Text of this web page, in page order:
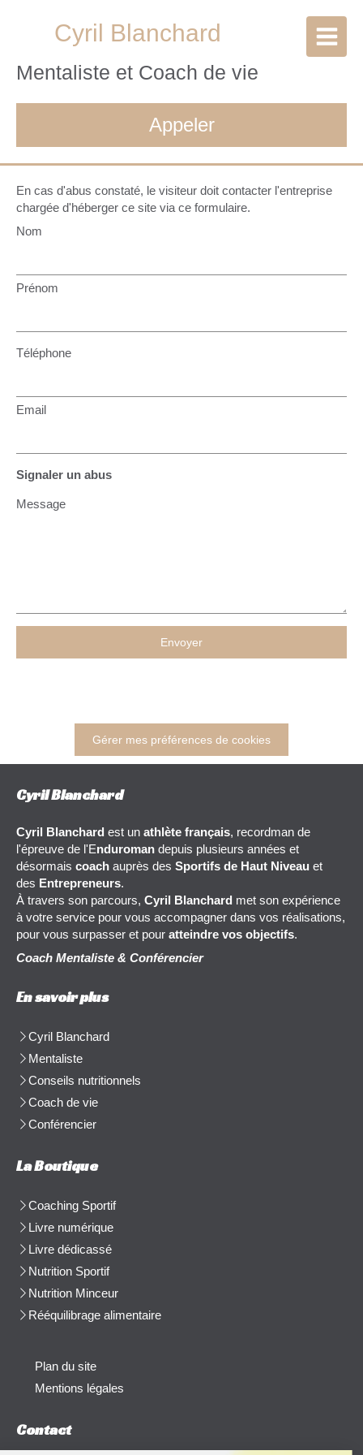
Cyril Blanchard
Mentaliste et Coach de vie
Appeler
En cas d'abus constaté, le visiteur doit contacter l'entreprise
chargée d'héberger ce site via ce formulaire.
Nom
Prénom
Téléphone
Email
Signaler un abus
Message
Envoyer
Gérer mes préférences de cookies
Cyril Blanchard
Cyril Blanchard est un athlète français, recordman de
l'épreuve de l'Enduroman depuis plusieurs années et
désormais coach auprès des Sportifs de Haut Niveau et
des Entrepreneurs.
À travers son parcours, Cyril Blanchard met son expérience
à votre service pour vous accompagner dans vos réalisations,
pour vous surpasser et pour atteindre vos objectifs.
Coach Mentaliste & Conférencier
En savoir plus
Cyril Blanchard
Mentaliste
Conseils nutritionnels
Coach de vie
Conférencier
La Boutique
Coaching Sportif
Livre numérique
Livre dédicassé
Nutrition Sportif
Nutrition Minceur
Rééquilibrage alimentaire
Plan du site
Mentions légales
Contact